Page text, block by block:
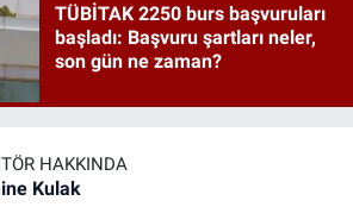
TÜBİTAK 2250 burs başvuruları
başladı: Başvuru şartları neler,
son gün ne zaman?
HAKKINDA
Kulak